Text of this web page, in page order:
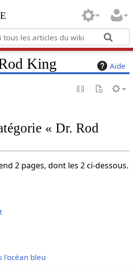
Aide
King
« Dr. Rod
2 pages, dont les 2 ci-dessous.
l'océan bleu